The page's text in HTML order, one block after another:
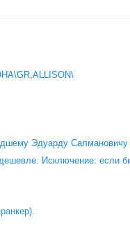
Эдуарду
Исключение: если